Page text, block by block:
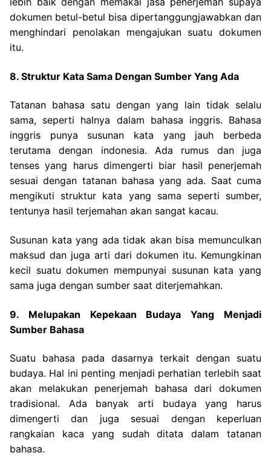
dokumen betul-betul bisa dipertanggungjawabkan dan
menghindari penolakan mengajukan suatu dokumen
itu.
8. Struktur Kata Sama Dengan Sumber Yang Ada
Tatanan bahasa satu dengan yang lain tidak selalu
sama, seperti halnya dalam bahasa inggris. Bahasa
inggris punya susunan kata yang jauh berbeda
terutama dengan indonesia. Ada rumus dan juga
tenses yang harus dimengerti biar hasil penerjemah
sesuai dengan tatanan bahasa yang ada. Saat cuma
mengikuti struktur kata yang sama seperti sumber,
tentunya hasil terjemahan akan sangat kacau.
Susunan kata yang ada tidak akan bisa memunculkan
maksud dan juga arti dari dokumen itu. Kemungkinan
kecil suatu dokumen mempunyai susunan kata yang
sama juga dengan sumber saat diterjemahkan.
9. Melupakan Kepekaan Budaya Yang Menjadi
Sumber Bahasa
Suatu bahasa pada dasarnya terkait dengan suatu
budaya. Hal ini penting menjadi perhatian terlebih saat
akan melakukan penerjemah bahasa dari dokumen
tradisional. Ada banyak arti budaya yang harus
dimengerti dan juga sesuai dengan keperluan
rangkaian kaca yang sudah ditata dalam tatanan
bahasa.